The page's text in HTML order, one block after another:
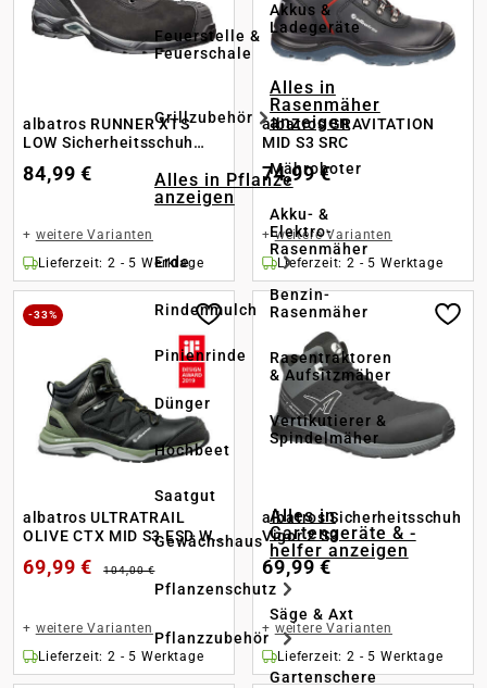
Feuerstelle &
Feuerschale
Grillzubehör
Alles in Pflanze
anzeigen
Erde
Rindenmulch
Pinienrinde
Dünger
Hochbeet
Saatgut
Gewächshaus
Pflanzenschutz
Pflanzzubehör
Akkus &
Ladegeräte
Alles in
Rasenmäher
anzeigen
Mähroboter
Akku- &
Elektro-
Rasenmäher
Benzin-
Rasenmäher
Rasentraktoren
& Aufsitzmäher
Vertikutierer &
Spindelmäher
Alles in
Gartengeräte & -
helfer anzeigen
Säge & Axt
Gartenschere
albatros RUNNER XTS
LOW Sicherheitsschuh
84,99 €
+ weitere Varianten
Lieferzeit: 2 - 5 Werktage
albatros GRAVITATION
MID S3 SRC
74,99 €
+weitere Varianten
Lieferzeit: 2 - 5 Werktage
-33%
albatros ULTRATRAIL
OLIVE CTX MID S3 ESD WR
69,99 € 104,00 €
+ weitere Varianten
Lieferzeit: 2 - 5 Werktage
albatros Sicherheitsschuh
Vigor 2 S3
69,99 €
+ weitere Varianten
Lieferzeit: 2 - 5 Werktage